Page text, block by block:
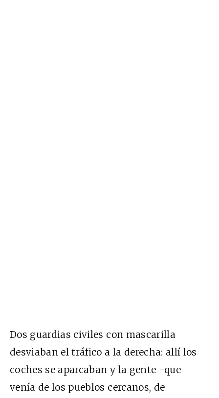
Dos guardias civiles con mascarilla
desviaban el tráfico a la derecha: allí los
coches se aparcaban y la gente -que
venía de los pueblos cercanos, de